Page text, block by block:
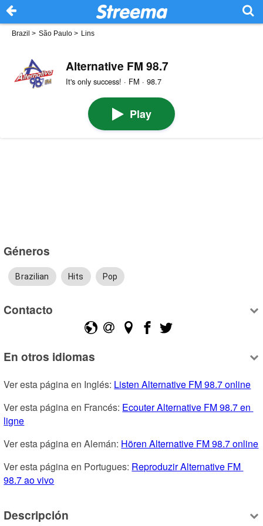
Brazil > São Paulo > Lins
Alternative FM 98.7
It's only success! · FM · 98.7
Play
Géneros
Brazilian Hits Pop
Contacto
En otros idiomas
Ver esta página en Inglés: Listen Alternative FM 98.7 online
Ver esta página en Francés: Ecouter Alternative FM 98.7 en
ligne
Ver esta página en Alemán: Hören Alternative FM 98.7 online
Ver esta página en Portugues: Reproduzir Alternative FM
98.7 ao vivo
Descripción